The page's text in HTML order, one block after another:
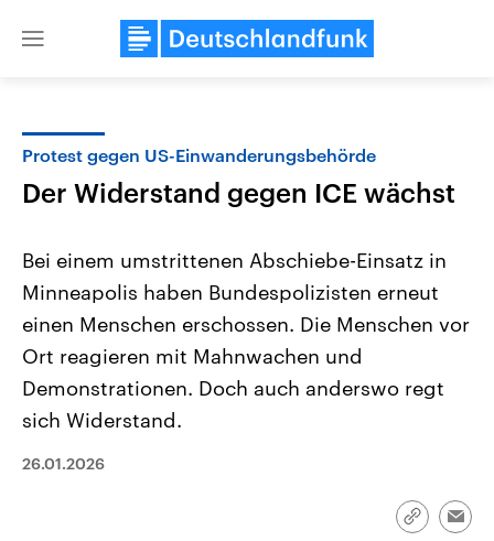
Close
Landtagswahl Sachsen-Anhalt
Alle Informationen
September 2026 einen neuen
Landtag. Seit 2021 wird das
USA
Aktuelle Beiträge,
aktuelle Weltgeschehen.
Protest gegen US-Einwanderungsbehörde
Der Widerstand gegen ICE wächst
Bei einem umstrittenen Abschiebe-Einsatz in
Minneapolis haben Bundespolizisten erneut
einen Menschen erschossen. Die Menschen vor
Ort reagieren mit Mahnwachen und
Demonstrationen. Doch auch anderswo regt
sich Widerstand.
26.01.2026
Link